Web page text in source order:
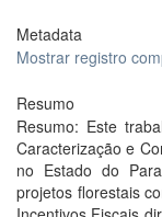
Metadata
Mostrar registro
Resumo
Resumo: Este
Caracterização e
no Estado do
projetos florestais